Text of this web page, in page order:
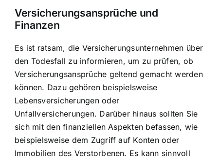
Versicherungsansprüche und
Finanzen
Es ist ratsam, die Versicherungsunternehmen über
den Todesfall zu informieren, um zu prüfen, ob
Versicherungsansprüche geltend gemacht werden
können. Dazu gehören beispielsweise
Lebensversicherungen oder
Unfallversicherungen. Darüber hinaus sollten Sie
sich mit den finanziellen Aspekten befassen, wie
beispielsweise dem Zugriff auf Konten oder
Immobilien des Verstorbenen. Es kann sinnvoll